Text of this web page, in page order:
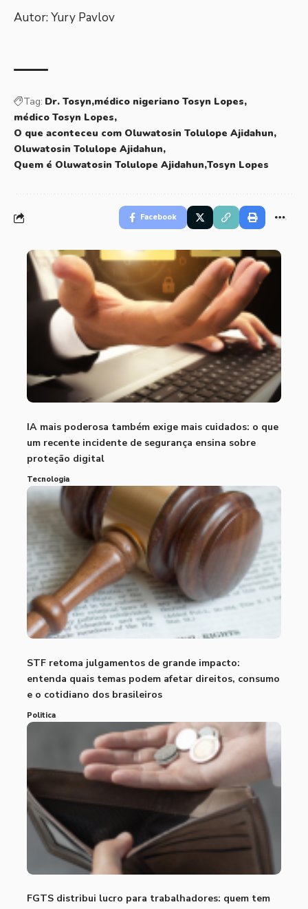
Autor: Yury Pavlov
Tag: Dr. Tosyn médico nigeriano Tosyn Lopes
médico Tosyn Lopes
O que aconteceu com Oluwatosin Tolulope Ajidahun
Oluwatosin Tolulope Ajidahun
Quem é Oluwatosin Tolulope Ajidahun Tosyn Lopes
Facebook
IA mais poderosa também exige mais cuidados: o que
um recente incidente de segurança ensina sobre
proteção digital
Tecnologia
STF retoma julgamentos de grande impacto:
entenda quais temas podem afetar direitos, consumo
e o cotidiano dos brasileiros
Politica
FGTS distribui lucro para trabalhadores: quem tem